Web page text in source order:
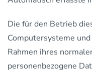
Die für den Betrieb
Computersysteme
Rahmen ihres
personenbezogene